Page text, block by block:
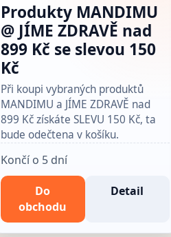
Produkty MANDIMU
@ JÍME ZDRAVĚ nad
899 Kč se slevou 150
Kč
Při koupi vybraných produktů
MANDIMU a JÍME ZDRAVĚ nad
899 Kč získáte SLEVU 150 Kč, ta
bude odečtena v košíku.
Končí o 5 dní
Do
obchodu
Detail